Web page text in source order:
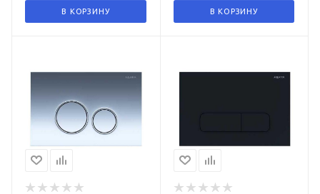
В КОРЗИНУ В КОРЗИНУ